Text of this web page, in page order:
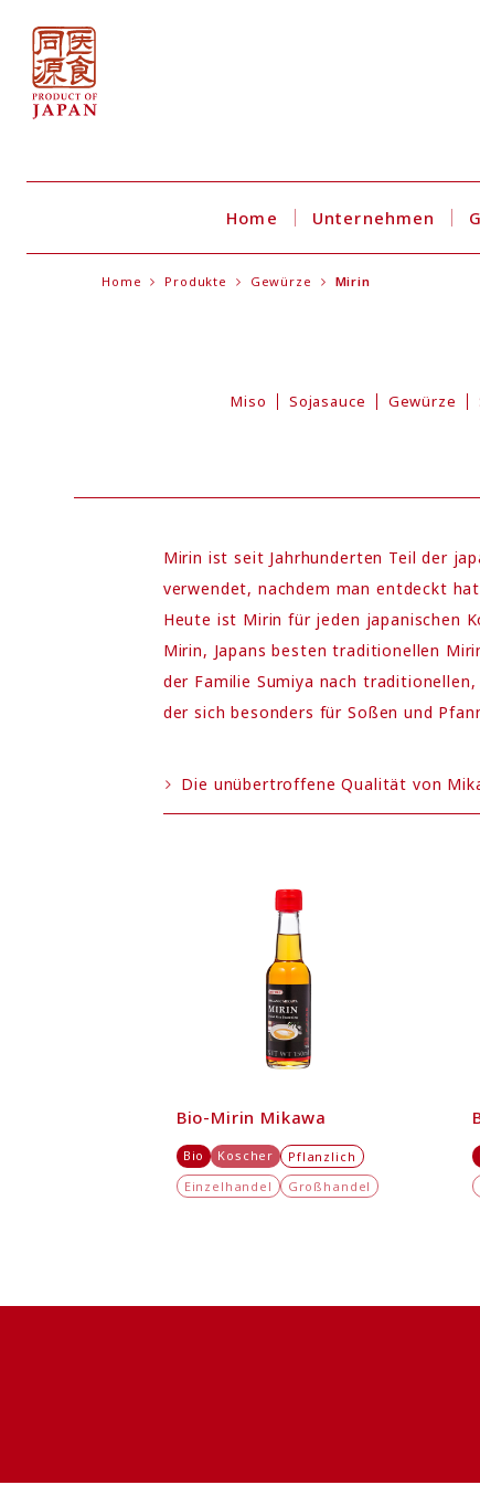
Home Unternehmen
Home Produkte Gewürze Mirin
Miso Sojasauce Gewürze
Mirin ist seit Jahrhunderten Teil der
verwendet, nachdem man entdeckt
Heute ist Mirin für jeden japanischen
Mirin, Japans besten traditionellen
der Familie Sumiya nach
der sich besonders für Soßen und
Die unübertroffene Qualität von
Bio-Mirin Mikawa
Bio Koscher
Pflanzlich
Einzelhandel
Großhandel